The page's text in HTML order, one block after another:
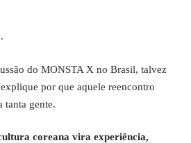
do MONSTA X no Brasil, talvez
por que aquele reencontro
tanta gente.
coreana vira experiência,